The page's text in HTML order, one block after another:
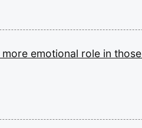
more emotional role in those